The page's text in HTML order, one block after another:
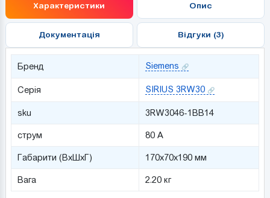
Характеристики Опис
Документація Відгуки (3)
Бренд Siemens
Серія SIRIUS 3RW30
sku 3RW3046-1BB14
струм 80 А
Габарити (ВхШхГ) 170x70x190 мм
Вага 2.20 кг